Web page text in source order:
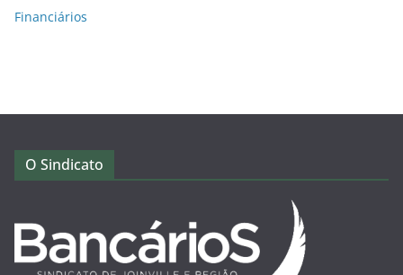
Financiários
O Sindicato